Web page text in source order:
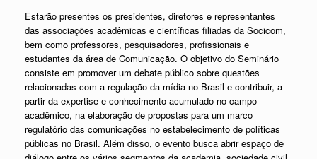
Estarão presentes os presidentes, diretores e representantes
das associações acadêmicas e científicas filiadas da Socicom,
bem como professores, pesquisadores, profissionais e
estudantes da área de Comunicação. O objetivo do Seminário
consiste em promover um debate público sobre questões
relacionadas com a regulação da mídia no Brasil e contribuir, a
partir da expertise e conhecimento acumulado no campo
acadêmico, na elaboração de propostas para um marco
regulatório das comunicações no estabelecimento de políticas
públicas no Brasil. Além disso, o evento busca abrir espaço de